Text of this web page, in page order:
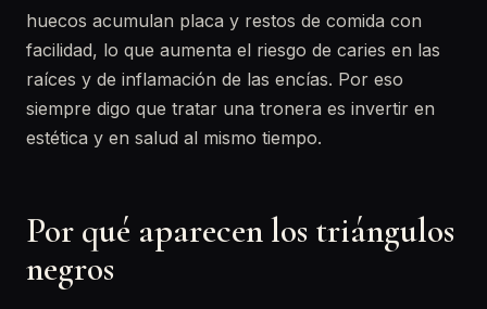
huecos acumulan placa y restos de comida con
facilidad, lo que aumenta el riesgo de caries en las
raíces y de inflamación de las encías. Por eso
siempre digo que tratar una tronera es invertir en
estética y en salud al mismo tiempo.
Por qué aparecen los triángulos
negros